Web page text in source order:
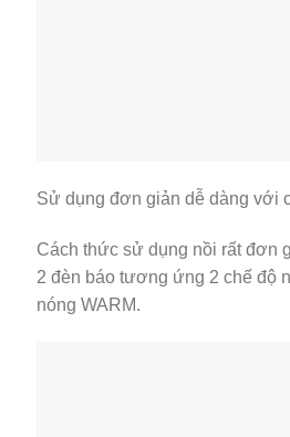
Sử dụng đơn giản dễ dàng với
Cách thức sử dụng nồi rất đơn
2 đèn báo tương ứng 2 chế độ
nóng WARM.